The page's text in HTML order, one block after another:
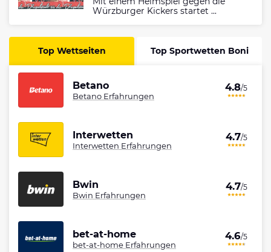
Würzburger Kickers startet ...
Top Wettseiten Top Sportwetten Boni
Betano
Betano Erfahrungen
4.8/5
Interwetten
Interwetten Erfahrungen
4.7/5
Bwin
Bwin Erfahrungen
4.7/5
bet-at-home
bet-at-home Erfahrungen
4.6/5